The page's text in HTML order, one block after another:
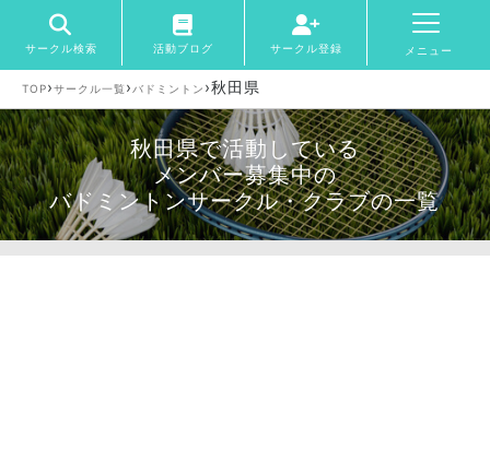
サークル検索 活動ブログ サークル登録 メニュー
TOP›サークル一覧 › バドミントン ›秋田県
秋田県で活動している
メンバー募集中の
バドミントンサークル・クラブの一覧